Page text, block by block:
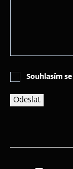
Souhlasím se